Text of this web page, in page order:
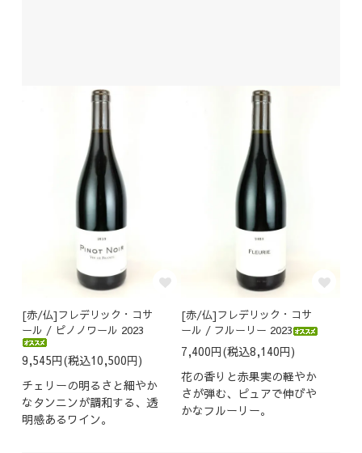
[赤/仏]フレデリック・コサ
ール / ピノノワール 2023
9,545円(税込10,500円)
チェリーの明るさと細やか
なタンニンが調和する、透
明感あるワイン。
[赤/仏]フレデリック・コサ
ール / フルーリー 2023
7,400円(税込8,140円)
花の香りと赤果実の軽やか
さが弾む、ピュアで伸びや
かなフルーリー。